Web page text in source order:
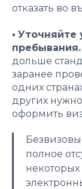
отказать во
▪️ Уточняйте
пребывания.
дольше
заранее
одних
других
оформить
полное